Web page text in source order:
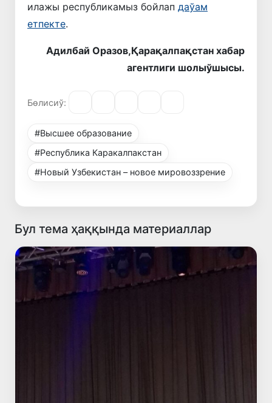
илажы республикамыз бойлап даўам
етпекте.
Адилбай Оразов,Қарақалпақстан хабар
агентлиги шолыўшысы.
Бөлисиў:
#Высшее образование
#Республика Каракалпакстан
#Новый Узбекистан – новое мировоззрение
Бул тема ҳаққында материаллар